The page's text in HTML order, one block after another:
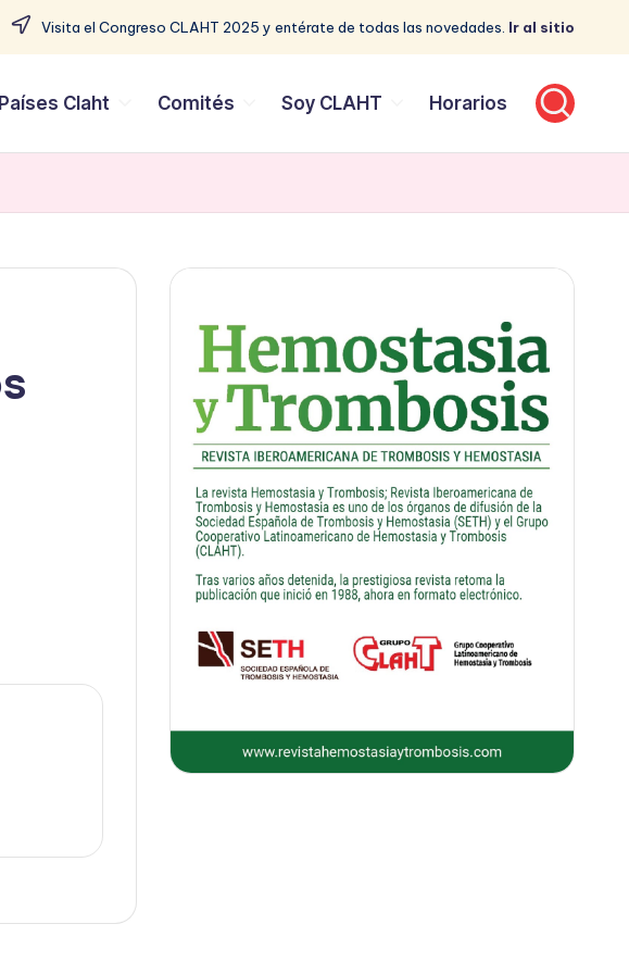
Visita el Congreso CLAHT 2025 y entérate de todas las novedades. Ir al sitio
Países Claht Comités Soy CLAHT Horarios